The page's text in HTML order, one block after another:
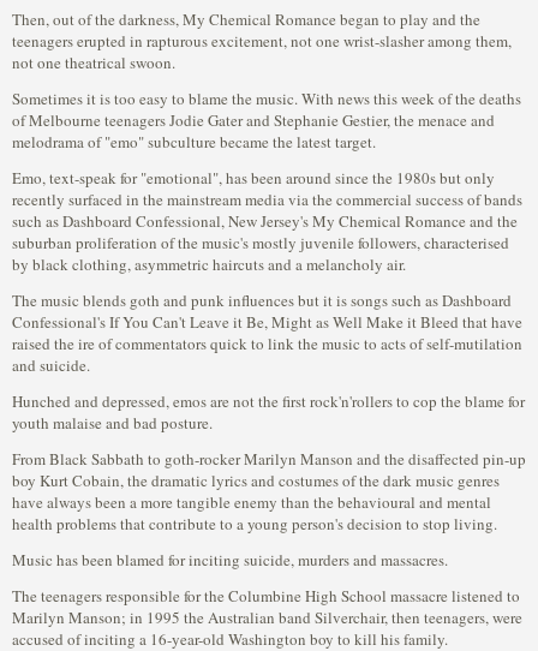
Then, out of the darkness, My Chemical Romance began to play and the
teenagers erupted in rapturous excitement, not one wrist-slasher among them,
not one theatrical swoon.
Sometimes it is too easy to blame the music. With news this week of the deaths
of Melbourne teenagers Jodie Gater and Stephanie Gestier, the menace and
melodrama of "emo" subculture became the latest target.
Emo, text-speak for "emotional", has been around since the 1980s but only
recently surfaced in the mainstream media via the commercial success of bands
such as Dashboard Confessional, New Jersey's My Chemical Romance and the
suburban proliferation of the music's mostly juvenile followers, characterised
by black clothing, asymmetric haircuts and a melancholy air.
The music blends goth and punk influences but it is songs such as Dashboard
Confessional's If You Can't Leave it Be, Might as Well Make it Bleed that have
raised the ire of commentators quick to link the music to acts of self-mutilation
and suicide.
Hunched and depressed, emos are not the first rock'n'rollers to cop the blame for
youth malaise and bad posture.
From Black Sabbath to goth-rocker Marilyn Manson and the disaffected pin-up
boy Kurt Cobain, the dramatic lyrics and costumes of the dark music genres
have always been a more tangible enemy than the behavioural and mental
health problems that contribute to a young person's decision to stop living.
Music has been blamed for inciting suicide, murders and massacres.
The teenagers responsible for the Columbine High School massacre listened to
Marilyn Manson; in 1995 the Australian band Silverchair, then teenagers, were
accused of inciting a 16-year-old Washington boy to kill his family.